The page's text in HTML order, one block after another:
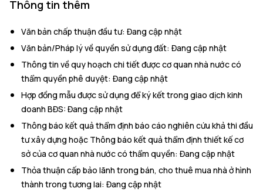
Thông tin thêm
Văn bản chấp thuận đầu tư: Đang cập nhật
Văn bản/Pháp lý về quyền sử dụng đất: Đang cập nhật
Thông tin về quy hoạch chi tiết được cơ quan nhà nước có
thẩm quyền phê duyệt: Đang cập nhật
Hợp đồng mẫu được sử dụng để ký kết trong giao dịch kinh
doanh BĐS: Đang cập nhật
Thông báo kết quả thẩm định báo cáo nghiên cứu khả thi đầu
tư xây dựng hoặc Thông báo kết quả thẩm định thiết kế cơ
sở của cơ quan nhà nước có thẩm quyền: Đang cập nhật
Thỏa thuận cấp bảo lãnh trong bán, cho thuê mua nhà ở hình
thành trong tương lai: Đang cập nhật